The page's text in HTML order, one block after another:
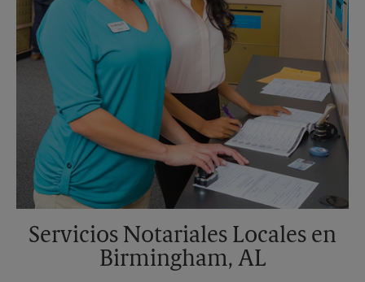
Servicios Notariales Locales en
Birmingham, AL